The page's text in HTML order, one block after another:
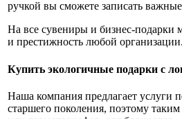
ручкой вы сможете записать
На все сувениры и бизнес-подарки
и престижность любой организации.
Купить экологичные подарки с
Наша компания предлагает услуги
старшего поколения, поэтому